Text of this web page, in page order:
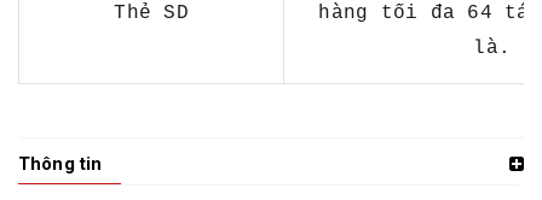
Thẻ SD
hàng tối đa 64 tác
là.
Thông tin